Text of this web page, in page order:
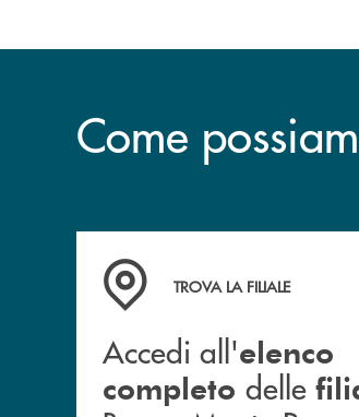
Come
Accedi all' elenco
TROVA LA FILIALE
Accedi all'elenco
completo delle